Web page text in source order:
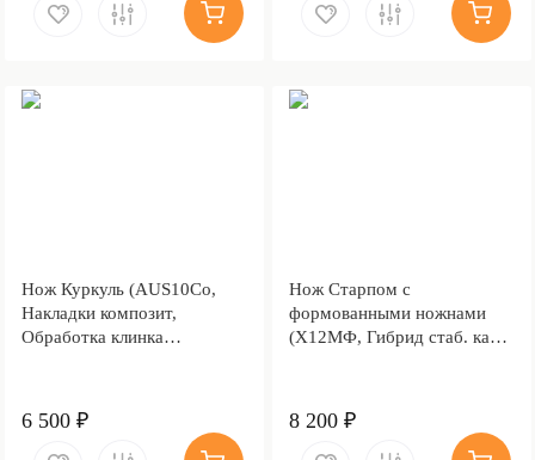
Нож Куркуль (AUS10Co,
Накладки композит,
Обработка клинка
6 500 ₽
Нож Старпом с
формованными ножнами
(Х12МФ, Гибрид стаб. кап
8 200 ₽